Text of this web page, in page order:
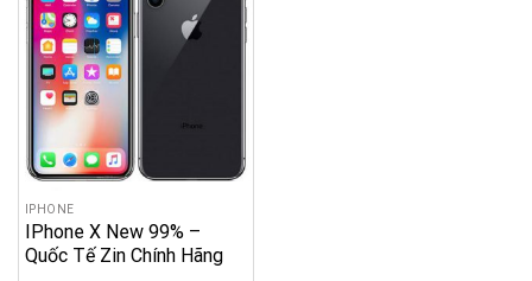
IPHONE
IPhone X New 99% –
Quốc Tế Zin Chính Hãng